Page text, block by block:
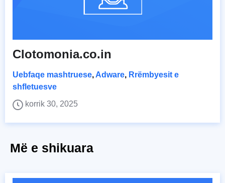
Clotomonia.co.in
Uebfaqe mashtruese, Adware, Rrëmbyesit e
shfletuesve
korrik 30, 2025
Më e shikuara